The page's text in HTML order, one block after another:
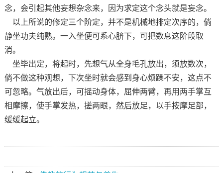
念，会引起其他妄想杂念来，因为求定这个念头就是妄念。
以上所说的修定三个阶定，并不是机械地排定次序的，倘
静坐功夫纯熟。一入坐便可系心脐下，可把数息这阶段取
消。
坐毕出定，将起时，先想气从全身毛孔放出，须放数次，
倘不做这种观想，下次坐时就会感到身心烦躁不安，这点不
可忽略。气放出后，可摇动身体，屈伸两臂，再用两手掌互
相摩擦，使手掌发热，搓两眼，然后放足，以手按摩足部，
缓缓起立。